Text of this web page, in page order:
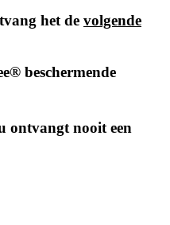
het de volgende
beschermende
ontvangt nooit een